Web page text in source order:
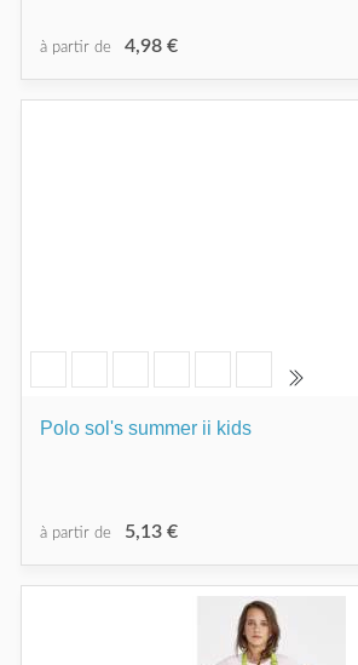
à partir de 4,98 €
Polo sol's summer ii kids
à partir de 5,13 €